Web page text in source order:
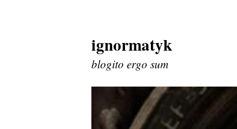
Skip
to
content
ignormatyk
blogito ergo sum